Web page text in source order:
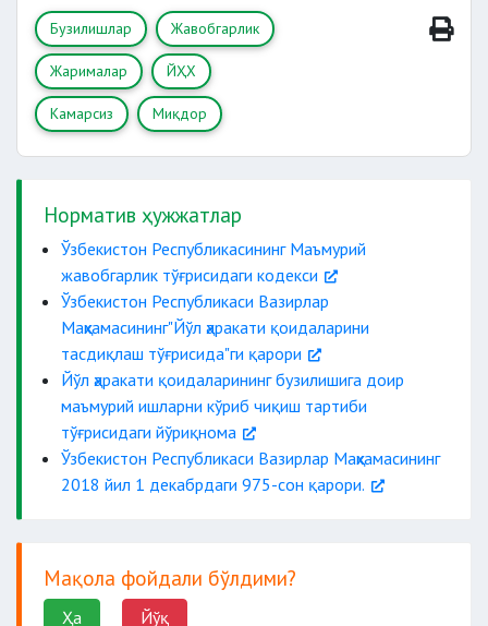
Бузилишлар Жавобгарлик
Жарималар ЙҲХ
Камарсиз Миқдор
Норматив ҳужжатлар
Ўзбекистон Республикасининг Маъмурий
жавобгарлик тўғрисидаги кодекси
Ўзбекистон Республикаси Вазирлар
Маҳкамасининг"Йўл ҳаракати қоидаларини
тасдиқлаш тўғрисида"ги қарори
Йўл ҳаракати қоидаларининг бузилишига доир
маъмурий ишларни кўриб чиқиш тартиби
тўғрисидаги йўриқнома
Ўзбекистон Республикаси Вазирлар Маҳкамасининг
2018 йил 1 декабрдаги 975-сон қарори.
Мақола фойдали бўлдими?
Ҳа Йўқ